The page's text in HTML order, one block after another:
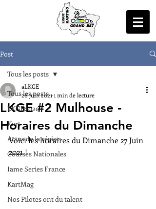
Post
Tous les posts
LKGE2020
Kart
Actus de la région
Courses Nationales
Iame Series France
KartMag
Nos Pilotes ont du talent
Tous les posts
LKGE #2 Mulhouse -
Horaires du Dimanche
aLKGE
26 juin 2021 1 min de lecture
Voici les horaires du Dimanche 27 Juin
2021 !